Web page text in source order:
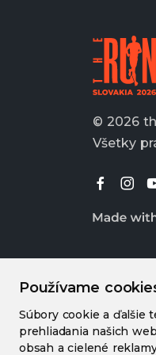
Používame
Súbory cookie a ďalšie
prehliadania našich
obsah a cielené
© 2026
Všetky